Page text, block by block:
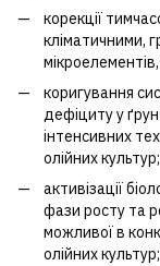
корекції
кліматичними,
коригування
дефіциту у
інтенсивних
олійних культур;
активізації
фази росту та
можливої в
олійних культур;